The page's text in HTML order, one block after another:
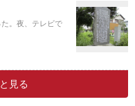
。夜、テレビで
見る